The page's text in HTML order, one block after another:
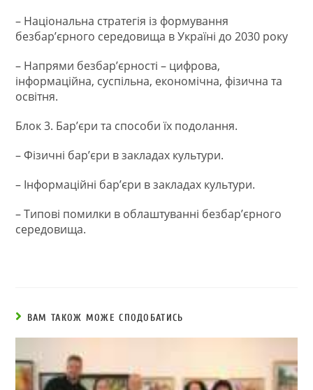
– Національна стратегія із формування
безбар’єрного середовища в Україні до 2030 року
– Напрями безбар’єрності – цифрова,
інформаційна, суспільна, економічна, фізична та
освітня.
Блок 3. Бар’єри та способи їх подолання.
– Фізичні бар’єри в закладах культури.
– Інформаційні бар’єри в закладах культури.
– Типові помилки в облаштуванні безбар’єрного
середовища.
ВАМ ТАКОЖ МОЖЕ СПОДОБАТИСЬ